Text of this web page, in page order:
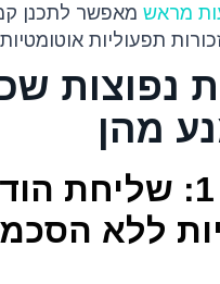
מראש מאפשר לתכנן
תפעוליות
נפוצות
מהן
טעות 1: שליחת
ללא